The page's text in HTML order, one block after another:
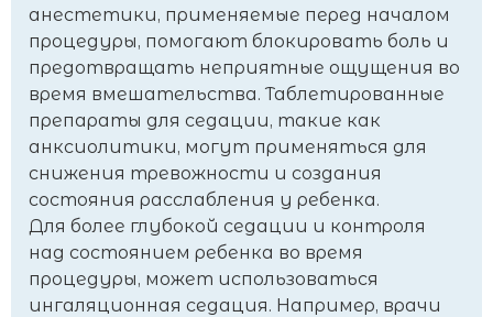
анестетики, применяемые перед началом
процедуры, помогают блокировать боль и
предотвращать неприятные ощущения во
время вмешательства. Таблетированные
препараты для седации, такие как
анксиолитики, могут применяться для
снижения тревожности и создания
состояния расслабления у ребенка.
Для более глубокой седации и контроля
над состоянием ребенка во время
процедуры, может использоваться
ингаляционная седация. Например, врачи